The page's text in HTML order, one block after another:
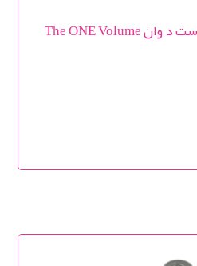
ریمل حجم دهنده ولوم بلست د وان The ONE Volume